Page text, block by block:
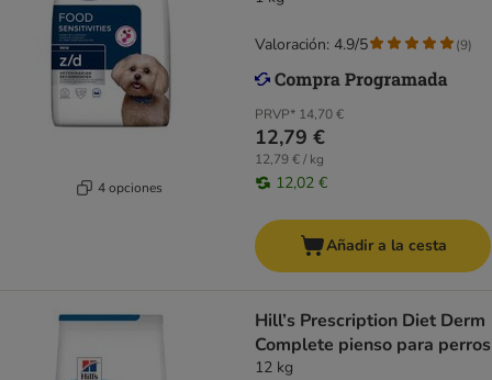
4 opciones
PRVP* 14,70 €
12,79 €
12,79 € / kg
12,02 €
Valoración: 4.9/5 (9)
Añadir a la cesta
Hill’s Prescription Diet Derm
Complete pienso para perros
12 kg